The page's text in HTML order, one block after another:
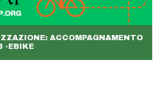
ACCOMPAGNAMENTO
-EBIKE